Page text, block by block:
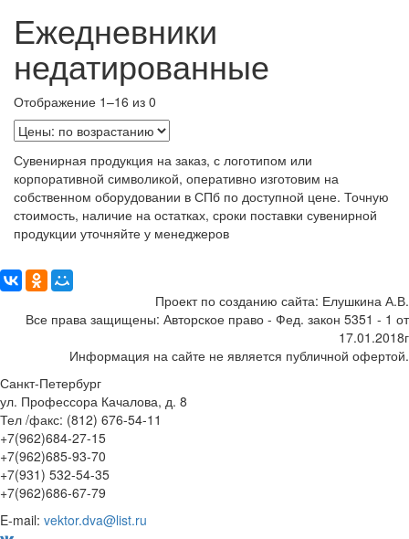
Ежедневники
недатированные
Отображение 1–16 из 0
Сувенирная продукция на заказ, с логотипом или
корпоративной символикой, оперативно изготовим на
собственном оборудовании в СПб по доступной цене. Точную
стоимость, наличие на остатках, сроки поставки сувенирной
продукции уточняйте у менеджеров
Проект по созданию сайта: Елушкина А.В.
Все права защищены: Авторское право - Фед. закон 5351 - 1 от
17.01.2018г
Информация на сайте не является публичной офертой.
Санкт-Петербург
ул. Профессора Качалова, д. 8
Тел /факс: (812) 676-54-11
+7(962)684-27-15
+7(962)685-93-70
+7(931) 532-54-35
+7(962)686-67-79
E-mail: vektor.dva@list.ru